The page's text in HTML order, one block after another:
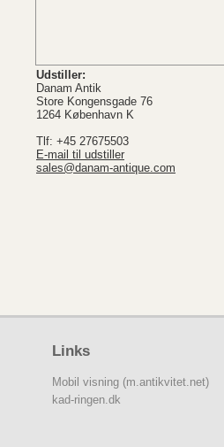
Udstiller:
Danam Antik
Store Kongensgade 76
1264 København K
Tlf: +45 27675503
E-mail til udstiller
sales@danam-antique.com
Links
Mobil visning (m.antikvitet.net)
kad-ringen.dk